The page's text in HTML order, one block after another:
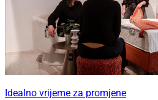
Idealno vrijeme za promjene